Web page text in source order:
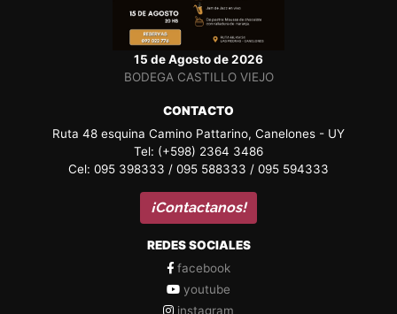
15 de Agosto de 2026
BODEGA CASTILLO VIEJO
CONTACTO
Ruta 48 esquina Camino Pattarino, Canelones - UY
Tel: (+598) 2364 3486
Cel: 095 398333 / 095 588333 / 095 594333
¡Contactanos!
REDES SOCIALES
facebook
youtube
instagram